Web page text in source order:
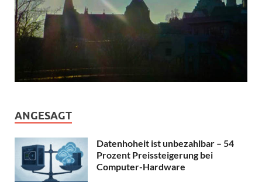
ANGESAGT
Datenhoheit ist unbezahlbar – 54
Prozent Preissteigerung bei
Computer-Hardware